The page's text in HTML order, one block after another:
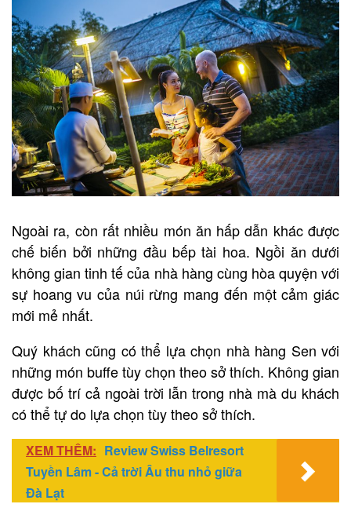
Ngoài ra, còn rất nhiều món ăn hấp dẫn khác được
chế biến bởi những đầu bếp tài hoa. Ngồi ăn dưới
không gian tinh tế của nhà hàng cùng hòa quyện với
sự hoang vu của núi rừng mang đến một cảm giác
mới mẻ nhất.
Quý khách cũng có thể lựa chọn nhà hàng Sen với
những món buffe tùy chọn theo sở thích. Không gian
được bố trí cả ngoài trời lẫn trong nhà mà du khách
có thể tự do lựa chọn tùy theo sở thích.
XEM THÊM: Review Swiss Belresort
Tuyền Lâm - Cả trời Âu thu nhỏ giữa
Đà Lạt